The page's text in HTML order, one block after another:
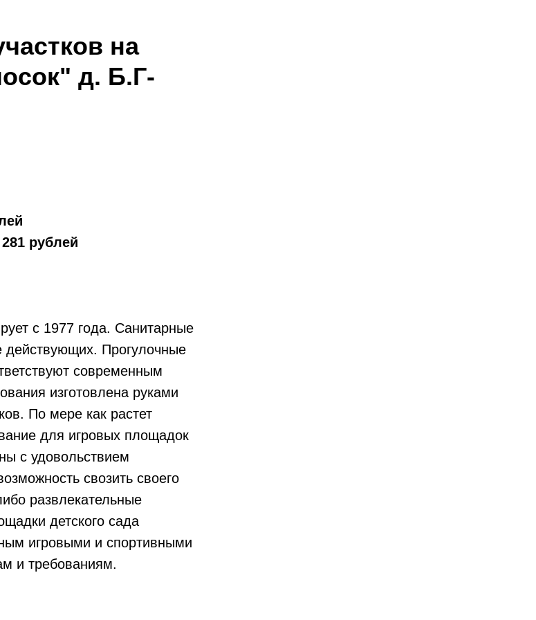
на
д. Б.Г-
рублей
с 1977 года. Санитарные
действующих. Прогулочные
современным
изготовлена руками
По мере как растет
для игровых площадок
с удовольствием
свозить своего
развлекательные
детского сада
игровыми и спортивными
и требованиям.